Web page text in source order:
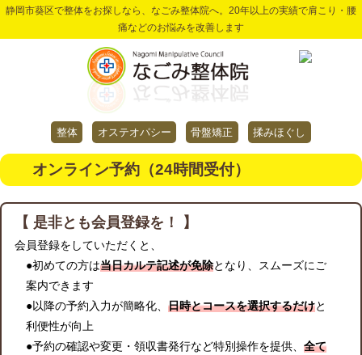
静岡市葵区で整体をお探しなら、なごみ整体院へ。20年以上の実績で肩こり・腰
痛などのお悩みを改善します
整体 オステオパシー 骨盤矯正 揉みほぐし
オンライン予約（24時間受付）
【 是非とも会員登録を！ 】
会員登録をしていただくと、
●初めての方は当日カルテ記述が免除となり、スムーズにご
案内できます
●以降の予約入力が簡略化、 日時とコースを選択するだけと
利便性が向上
●予約の確認や変更・領収書発行など特別操作を提供、 全て